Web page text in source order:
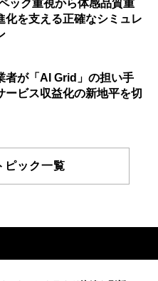
ック重視から体感品質重
を支える正確なシミュレ
者が「AI Grid」の担い手
ビス収益化の新地平を切
ピック一覧